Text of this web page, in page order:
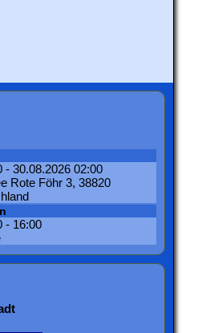
- 30.08.2026 02:00
Rote Föhr 3, 38820
- 16:00